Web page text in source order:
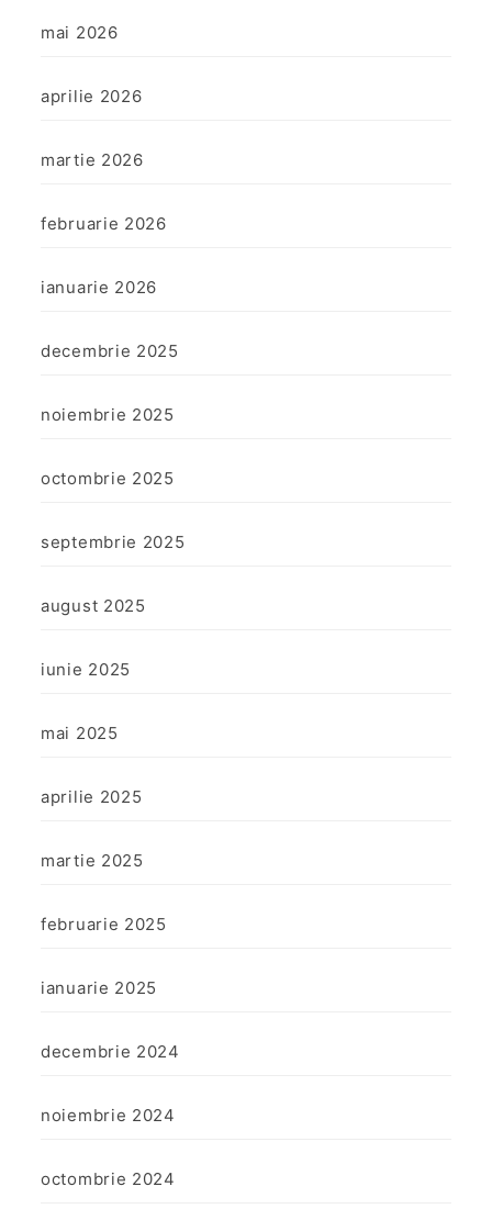
mai 2026
aprilie 2026
martie 2026
februarie 2026
ianuarie 2026
decembrie 2025
noiembrie 2025
octombrie 2025
septembrie 2025
august 2025
iunie 2025
mai 2025
aprilie 2025
martie 2025
februarie 2025
ianuarie 2025
decembrie 2024
noiembrie 2024
octombrie 2024